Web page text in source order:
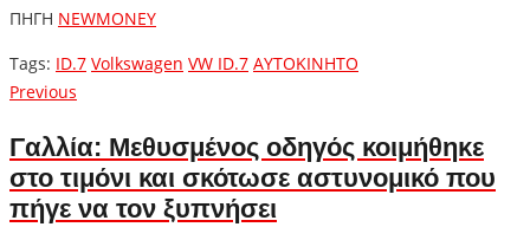
ΠΗΓΗ NEWMONEY
Tags: ID.7 Volkswagen VW ID.7 ΑΥΤΟΚΙΝΗΤΟ
Πλοήγηση
άρθρων
Previous
Γαλλία: Μεθυσμένος οδηγός κοιμήθηκε
στο τιμόνι και σκότωσε αστυνομικό που
πήγε να τον ξυπνήσει